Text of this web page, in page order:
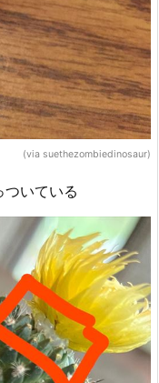
(via suethezombiedinosaur)
いている